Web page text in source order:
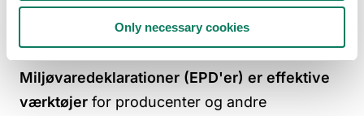
Only necessary cookies
for bæredygtig brandvækst.
Miljøvaredeklarationer (EPD'er) er effektive
værktøjer for producenter og andre